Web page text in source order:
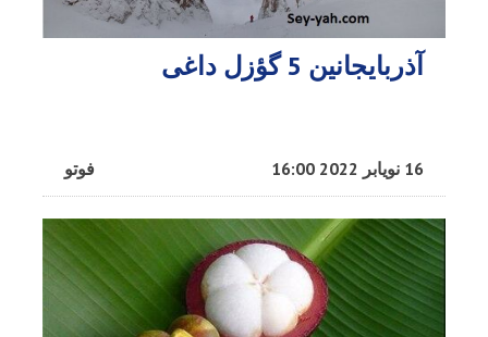
آذربایجانین 5 گؤزل داغی
فوتو 16 نویابر 2022 16:00